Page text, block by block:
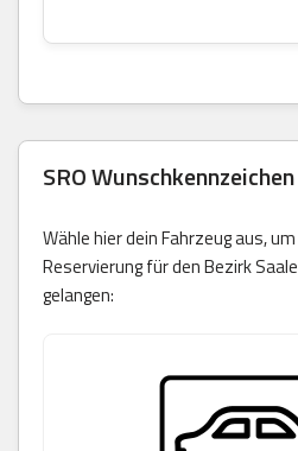
SRO
Wähle hier dein Fahrzeug aus,
Reservierung für den Bezirk
gelangen: